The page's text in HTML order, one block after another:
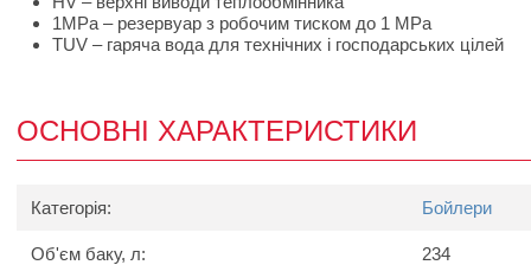
1MPa – резервуар з робочим тиском до 1 MPa
TUV – гаряча вода для технічних і господарських цілей
ОСНОВНІ ХАРАКТЕРИСТИКИ
Категорія: Бойлери
Об'єм баку, л: 234